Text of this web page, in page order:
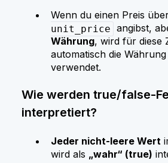
Wenn du einen Preis
unit_price angibst,
Währung, wird für diese
automatisch die Währung
verwendet.
Wie werden true/
interpretiert?
Jeder nicht‑leere Wert
wird als „wahr“ (true)